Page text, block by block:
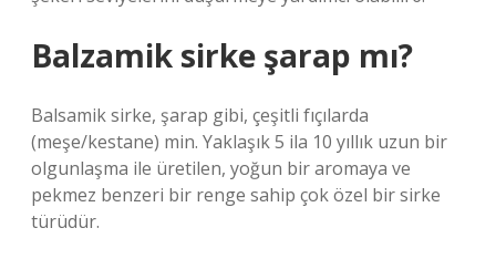
Balzamik sirke şarap mı?
Balsamik sirke, şarap gibi, çeşitli fıçılarda
(meşe/kestane) min. Yaklaşık 5 ila 10 yıllık uzun bir
olgunlaşma ile üretilen, yoğun bir aromaya ve
pekmez benzeri bir renge sahip çok özel bir sirke
türüdür.